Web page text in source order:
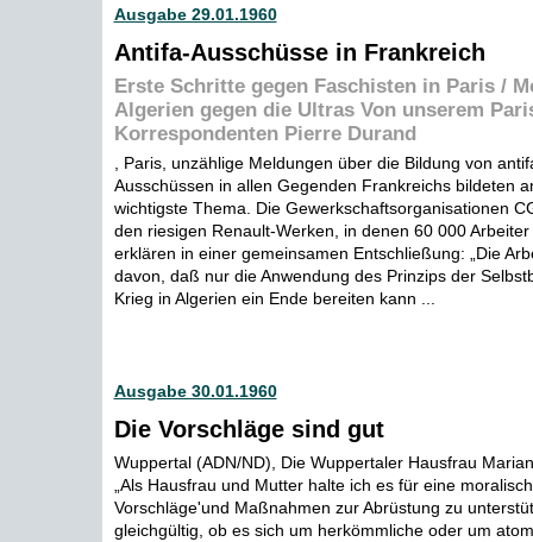
Ausgabe 29.01.1960
Antifa-Ausschüsse in Frankreich
Erste Schritte gegen Faschisten in Paris /
Algerien gegen die Ultras Von unserem
Korrespondenten Pierre Durand
, Paris, unzählige Meldungen über die Bildung von
Ausschüssen in allen Gegenden Frankreichs bildeten
wichtigste Thema. Die Gewerkschaftsorganisationen
den riesigen Renault-Werken, in denen 60 000
erklären in einer gemeinsamen Entschließung: „Die
davon, daß nur die Anwendung des Prinzips der
Krieg in Algerien ein Ende bereiten kann ...
Ausgabe 30.01.1960
Die Vorschläge sind gut
Wuppertal (ADN/ND), Die Wuppertaler Hausfrau
„Als Hausfrau und Mutter halte ich es für eine
Vorschläge'und Maßnahmen zur Abrüstung zu
gleichgültig, ob es sich um herkömmliche oder um